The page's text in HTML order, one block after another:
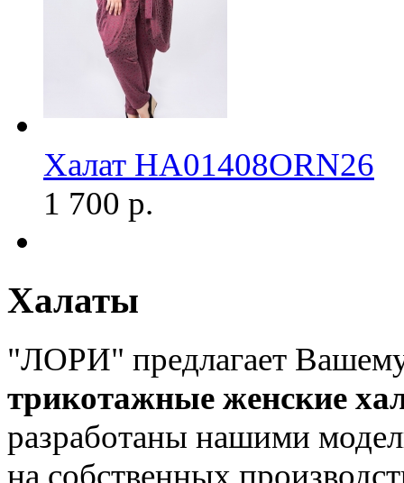
Халат HA01408ORN26
1 700 р.
Халаты
"ЛОРИ" предлагает
трикотажные женские
разработаны нашими
на собственных